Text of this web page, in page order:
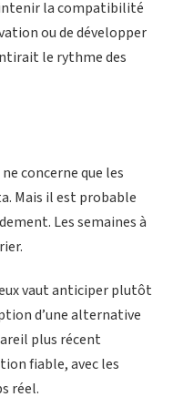
la compatibilité
ou de développer
le rythme des
concerne que les
Mais il est probable
Les semaines à
vaut anticiper plutôt
d’une alternative
plus récent
fiable, avec les
réel.